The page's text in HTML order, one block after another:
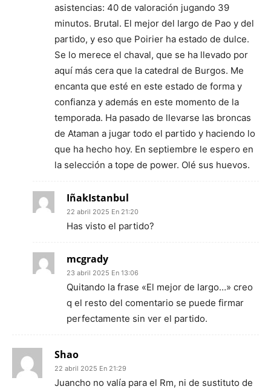
asistencias: 40 de valoración jugando 39
minutos. Brutal. El mejor del largo de Pao y del
partido, y eso que Poirier ha estado de dulce.
Se lo merece el chaval, que se ha llevado por
aquí más cera que la catedral de Burgos. Me
encanta que esté en este estado de forma y
confianza y además en este momento de la
temporada. Ha pasado de llevarse las broncas
de Ataman a jugar todo el partido y haciendo lo
que ha hecho hoy. En septiembre le espero en
la selección a tope de power. Olé sus huevos.
IñakIstanbul
22 abril 2025 En 21:20
Has visto el partido?
mcgrady
23 abril 2025 En 13:06
Quitando la frase «El mejor de largo…» creo
q el resto del comentario se puede firmar
perfectamente sin ver el partido.
Shao
22 abril 2025 En 21:29
Juancho no valía para el Rm, ni de sustituto de